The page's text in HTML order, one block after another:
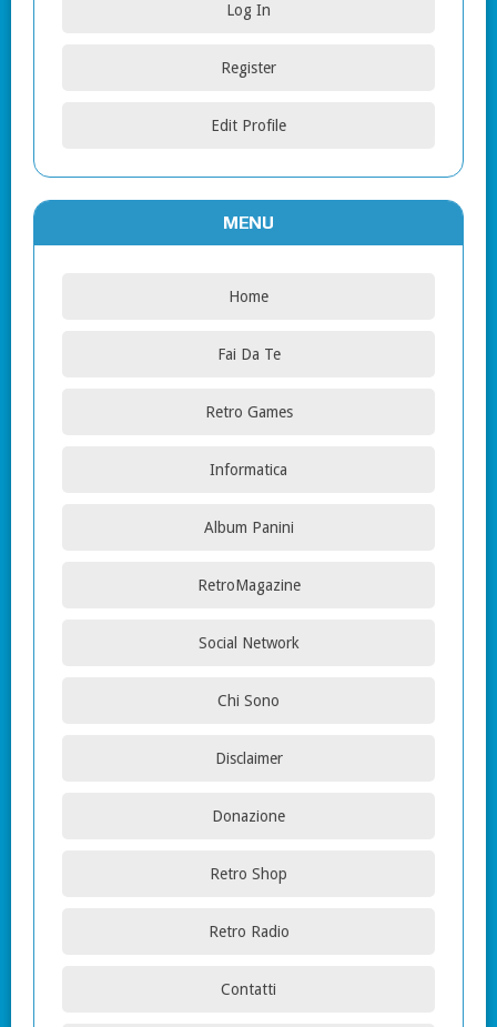
Log In
Register
Edit Profile
MENU
Home
Fai Da Te
Retro Games
Informatica
Album Panini
RetroMagazine
Social Network
Chi Sono
Disclaimer
Donazione
Retro Shop
Retro Radio
Contatti